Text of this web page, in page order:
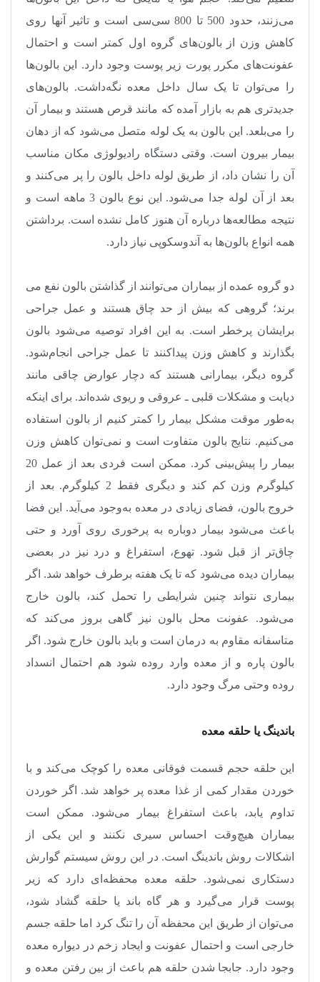
می‌زنند، حدود 500 تا 800 سی‌سی است و تاثیر آنها روی
کاهش وزن از بالون‌های گروه اول کمتر است و احتمال
عفونت‌های مکرر پورت زیر پوست وجود دارد. این بالون‌ها
را می‌توان تا یک سال داخل معده نگه‌داشت. بالون‌های
جدیدتری هم به بازار آمده که مانند قرص هستند و بیمار آن
را می‌بلعد. این بالون به یک لوله متصل می‌شود که از دهان
بیمار بیرون است. وقتی دستگاه رادیولوژی مکان مناسب
آن را نشان داد، از طریق لوله داخل بالون را پر می‌کنند و
بعد از آن لوله جدا می‌شود. این نوع بالون 3 ماهه است و
نتیجه مطالعه‌ها درباره آن هنوز کامل نشده است. برداشتن
همه انواع بالون‌ها به آندوسکوپی نیاز دارد.
دو گروه عمده از بیماران می‌توانند از گذاشتن بالون نفع می
برند؛ گروهی که بیش از حد چاق هستند و عمل جراحی
برایشان پرخطر است. به این افراد توصیه می‌شود بالون
بگذارند و کاهش وزن پیداکنند تا عمل جراحی انجام‌شود.
گروه دیگر، بیمارانی هستند که دچار عوارض چاقی مانند
دیابت و مشکلات قلبی ـ عروقی و ریوی شده‌اند. برای اینکه
به‌طور موقت مشکل بیمار را کمتر کنیم از بالون استفاده
می‌کنیم. نتایج بالون متفاوت است و نمی‌توان کاهش وزن
بیمار را پیش‌‍‌بینی کرد. ممکن است فردی بعد از عمل 20
کیلوگرم وزن کم کند و دیگری فقط 2 کیلوگرم. بعد از
خروج بالون، فضای زیادی در معده به‌وجود می‌آید. این فضا
باعث می‌شود بیمار دوباره به پرخوری روی آورد و حتی
چاق‌تر از قبل شود. تهوع، استفراغ و درد نیز در بعضی
بیماران دیده می‌شود که تا یک هفته برطرف خواهد شد. اگر
بیماری نتواند چنین شرایطی را تحمل کند، بالون خارج
می‌شود. عفونت محل بالون نیز گاهی بروز می‌کند که
متاسفانه مقاوم به درمان است و باید بالون خارج شود. اگر
بالون پاره و از معده وارد روده شود هم احتمال انسداد
روده وحتی مرگ وجود دارد.
باندینگ یا حلقه معده
این حلقه حجم قسمت فوقانی معده را کوچک می‌کند و با
خوردن مقدار کمی از غذا معده پر خواهد شد. اگر خوردن
تداوم یابد، باعث استفراغ بیمار می‌شود. ممکن است
بیماران هیچ‌وقت احساس سیری نکنند و این یکی از
اشکالات روش باندینگ است. در این روش سیستم گوارش
دستکاری نمی‌شود. حلقه معده محفظه‌ای دارد که زیر
پوست قرار می‌گیرد و هر گاه باند یا حلقه گشاد شود،
می‌توان از طریق این محفظه آن را تنگ کرد اما حلقه جسم
خارجی است و احتمال عفونت و ایجاد زخم در دیواره معده
وجود دارد. جابجا شدن حلقه هم باعث از بین رفتن معده و